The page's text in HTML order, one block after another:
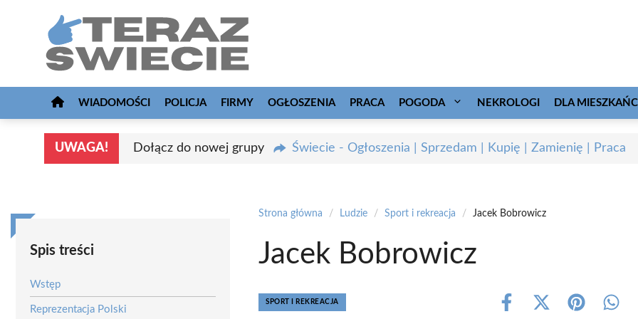
WIADOMOŚCI POLICJA FIRMY OGŁOSZENIA PRACA POGODA NEKROLOGI DLA
UWAGA! Dołącz do nowej grupy Świecie - Ogłoszenia | Sprzedam | Kupię | Zamienię | Praca
Spis treści
Wstęp
Reprezentacja Polski
Strona główna / Ludzie / Sport i rekreacja / Jacek Bobrowicz
Jacek Bobrowicz
SPORT I REKREACJA
Share
Share Share Share